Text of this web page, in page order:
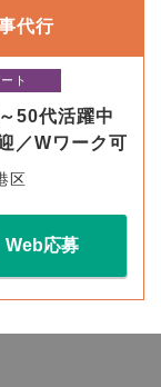
代行
ト
50代活躍中
／Wワーク可
区
Web応募